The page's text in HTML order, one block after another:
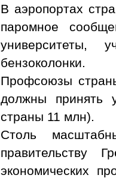
В аэропортах
паромное
университеты,
бензоколонки.
Профсоюзы
должны принять
страны 11 млн).
Столь
правительству
экономических